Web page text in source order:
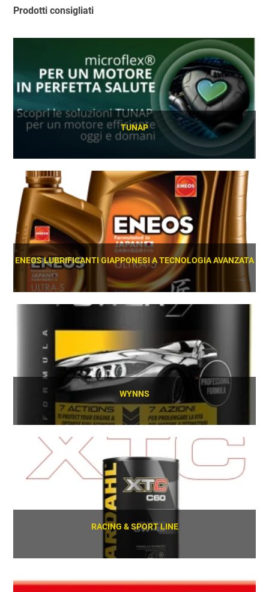
Prodotti consigliati
TUNAP
SCOPRI
ENEOS LUBRIFICANTI GIAPPONESI A TECNOLOGIA AVANZATA
SCOPRI
WYNNS
SCOPRI
RACING & SPORT LINE